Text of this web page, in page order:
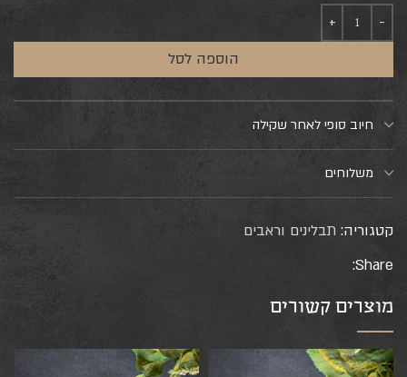
הוספה לסל
חיוב סופי לאחר שקילה
משלוחים
קטגוריה: תבלינים וראבים
Share:
מוצרים קשורים